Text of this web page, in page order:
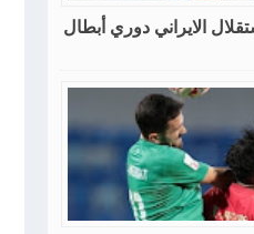
الايراني دوري أبطال